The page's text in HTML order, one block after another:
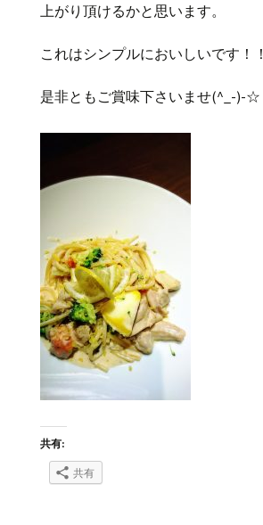
上がり頂けるかと思います。
これはシンプルにおいしいです！！
是非ともご賞味下さいませ(^_-)-☆
共有:
共有